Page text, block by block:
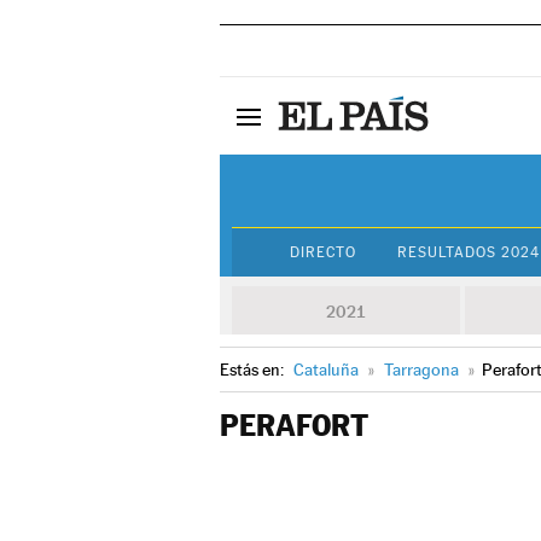
DIRECTO RESULTADOS 2024
2021
Estás en: Cataluña » Tarragona » Perafort
PERAFORT